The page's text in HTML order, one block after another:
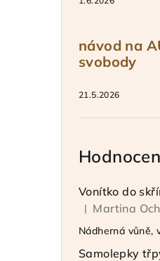
návod na
svobody
21.5.2026
Vonítko do
Hodnocení
| Martina
Nádherná vůně,
Samolepky